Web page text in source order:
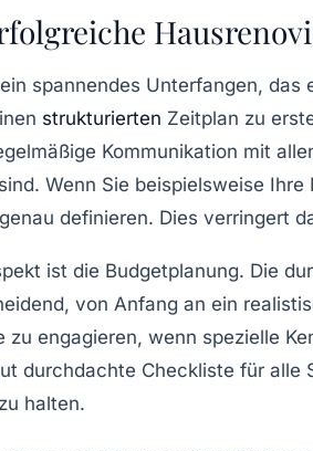
spannendes Unterfangen, das
strukturierten Zeitplan zu
Kommunikation mit
Wenn Sie beispielsweise Ihre
definieren. Dies verringert
ist die Budgetplanung. Die
von Anfang an ein
zu engagieren, wenn spezielle
durchdachte Checkliste für alle
halten.